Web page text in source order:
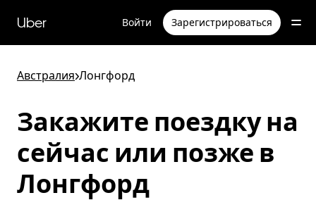
перейти
к
Uber Войти Зарегистрироваться
Австралия>Лонгфорд
Закажите поездку на
сейчас или позже в
Лонгфорд